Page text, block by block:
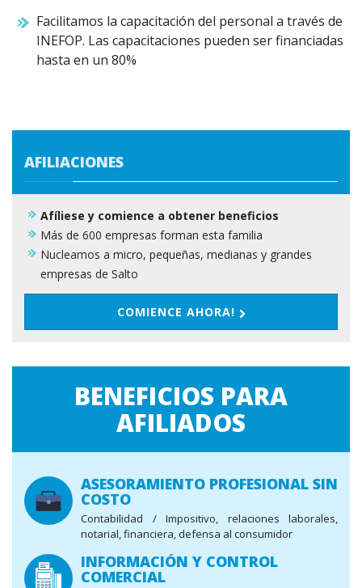
Facilitamos la capacitación del personal a través de
INEFOP. Las capacitaciones pueden ser financiadas
hasta en un 80%
AFILIACIONES
Afíliese y comience a obtener beneficios
Más de 600 empresas forman esta familia
Nucleamos a micro, pequeñas, medianas y grandes
empresas de Salto
COMIENCE AHORA!
BENEFICIOS PARA
AFILIADOS
ASESORAMIENTO PROFESIONAL SIN
COSTO
Contabilidad / Impositivo, relaciones laborales,
notarial, financiera, defensa al consumidor
INFORMACIÓN Y CONTROL
COMERCIAL